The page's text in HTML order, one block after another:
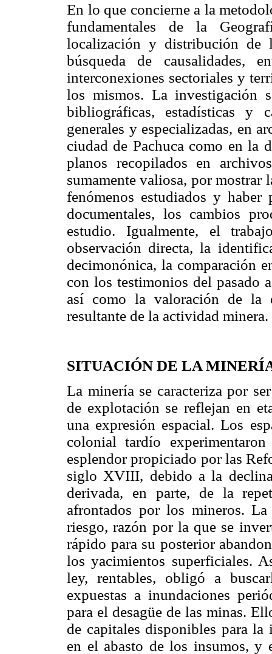
En lo que concierne a la
fundamentales de la
localización y distribución de
búsqueda de causalidades,
interconexiones sectoriales y
los mismos. La investigación
bibliográficas, estadísticas y
generales y especializadas, en
ciudad de Pachuca como en la
planos recopilados en
sumamente valiosa, por
fenómenos estudiados y
documentales, los cambios
estudio. Igualmente, el
observación directa, la
decimonónica, la comparación
con los testimonios del pasado
así como la valoración de la
resultante de la actividad minera.
SITUACIÓN DE LA
La minería se caracteriza por
de explotación se reflejan en
una expresión espacial. Los
colonial tardío
esplendor propiciado por las
siglo XVIII, debido a la
derivada, en parte, de la
afrontados por los mineros.
riesgo, razón por la que se
rápido para su posterior
los yacimientos superficiales.
ley, rentables, obligó a
expuestas a inundaciones
para el desagüe de las minas.
de capitales disponibles para
en el abasto de los insumos, y